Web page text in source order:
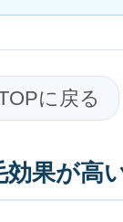
に戻る
効果が高